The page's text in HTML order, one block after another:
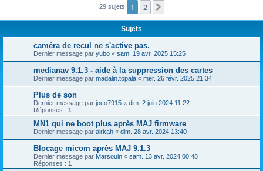
29 sujets 1 2
Sujets
caméra de recul ne s'active pas.
Dernier message par yubo « sam. 19 avr. 2025 15:25
medianav 9.1.3 - aide à la suppression des cartes
Dernier message par madalin.topala « mer. 26 févr. 2025 21:34
Plus de son
Dernier message par joco7915 « dim. 2 juin 2024 11:22
Réponses : 1
MN1 qui ne boot plus après MAJ firmware
Dernier message par airkah « dim. 28 avr. 2024 13:40
Blocage micom après MAJ 9.1.3
Dernier message par Marsouin « sam. 13 avr. 2024 00:48
Réponses : 1